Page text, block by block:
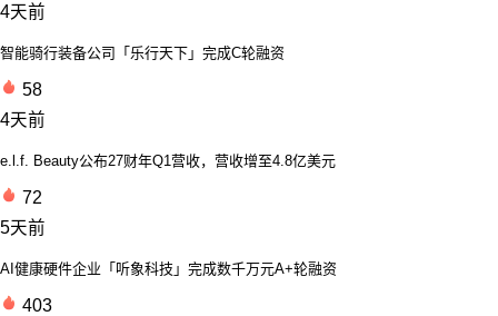
4天前
智能骑行装备公司「乐行天下」完成C轮融资
58
4天前
e.l.f. Beauty公布27财年Q1营收，营收增至4.8亿美元
72
5天前
AI健康硬件企业「听象科技」完成数千万元A+轮融资
403